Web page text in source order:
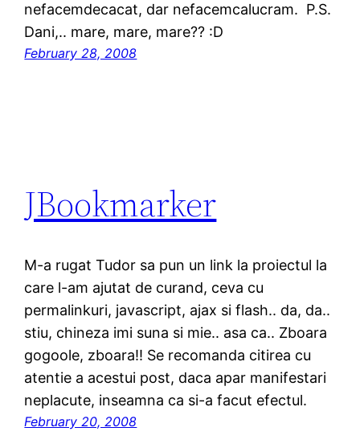
nefacemdecacat, dar nefacemcalucram. P.S.
Dani,.. mare, mare, mare?? :D
February 28, 2008
JBookmarker
M-a rugat Tudor sa pun un link la proiectul la
care l-am ajutat de curand, ceva cu
permalinkuri, javascript, ajax si flash.. da, da..
stiu, chineza imi suna si mie.. asa ca.. Zboara
gogoole, zboara!! Se recomanda citirea cu
atentie a acestui post, daca apar manifestari
neplacute, inseamna ca si-a facut efectul.
February 20, 2008